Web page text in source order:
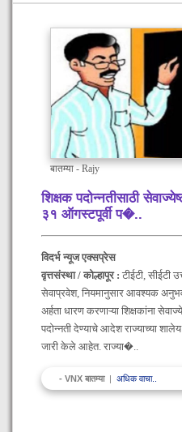
बातम्या - Rajy
शिक्षक पदोन्नतीसाठी
३१ ऑगस्टपूर्वी प�..
विदर्भ न्यूज एक्सप्रेस
वृत्तसंस्था / कोल्हापूर : टीईटी, सीईटी
सेवाप्रवेश, नियमानुसार आवश्यक
अर्हता धारण करणाऱ्या शिक्षकांना
पदोन्नती देण्याचे आदेश राज्याच्या शालेय
जारी केले आहेत. राज्या�..
- VNX बातम्या अधिक वाचा..